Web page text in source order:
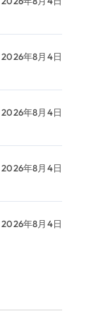
2026年8月4日
2026年8月4日
2026年8月4日
2026年8月4日